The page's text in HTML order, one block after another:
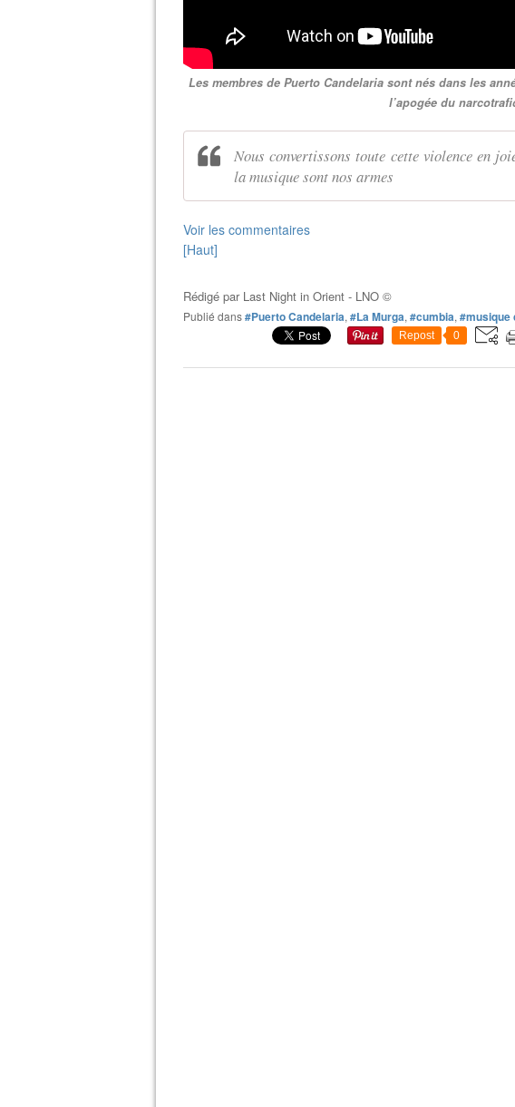
Les membres de Puerto Candelaria sont nés dans les
l’apogée du
Nous convertissons toute cette violence en
la musique sont nos armes
Voir les commentaires
[Haut]
Rédigé par Last Night in Orient - LNO ©
Publié dans#Puerto Candelaria, #La Murga, #cumbia, #musique
Repost 0